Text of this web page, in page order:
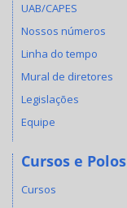
UAB/CAPES
Nossos números
Linha do tempo
Mural de diretores
Legislações
Equipe
Cursos e Polos
Cursos